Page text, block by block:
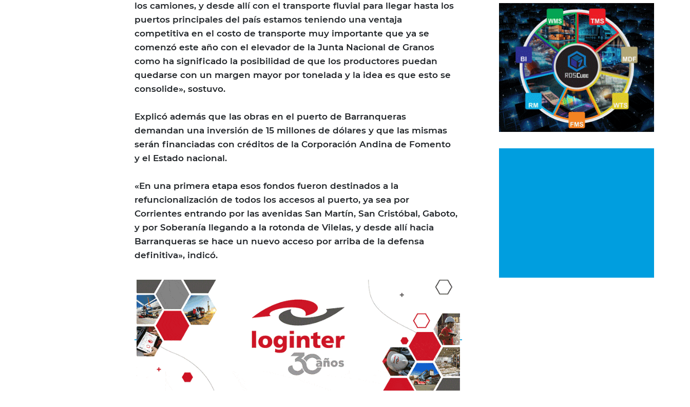
los camiones, y desde allí con el transporte fluvial para llegar hasta los
puertos principales del país estamos teniendo una ventaja
competitiva en el costo de transporte muy importante que ya se
comenzó este año con el elevador de la Junta Nacional de Granos
como ha significado la posibilidad de que los productores puedan
quedarse con un margen mayor por tonelada y la idea es que esto se
consolide», sostuvo.
Explicó además que las obras en el puerto de Barranqueras
demandan una inversión de 15 millones de dólares y que las mismas
serán financiadas con créditos de la Corporación Andina de Fomento
y el Estado nacional.
«En una primera etapa esos fondos fueron destinados a la
refuncionalización de todos los accesos al puerto, ya sea por
Corrientes entrando por las avenidas San Martín, San Cristóbal, Gaboto,
y por Soberanía llegando a la rotonda de Vilelas, y desde allí hacia
Barranqueras se hace un nuevo acceso por arriba de la defensa
definitiva», indicó.